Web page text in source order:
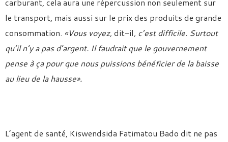
le transport, mais aussi sur le prix des produits de grande
consommation. «Vous voyez, dit-il, c’est difficile. Surtout
qu’il n’y a pas d’argent. Il faudrait que le gouvernement
pense à ça pour que nous puissions bénéficier de la baisse
au lieu de la hausse».
L’agent de santé, Kiswendsida Fatimatou Bado dit ne pas